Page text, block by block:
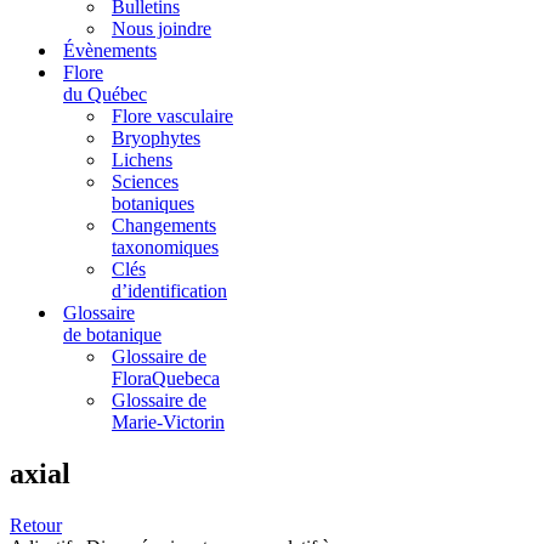
Bulletins
Nous joindre
Évènements
Flore
du Québec
Flore vasculaire
Bryophytes
Lichens
Sciences
botaniques
Changements
taxonomiques
Clés
d’identification
Glossaire
de botanique
Glossaire de
FloraQuebeca
Glossaire de
Marie-Victorin
axial
Retour